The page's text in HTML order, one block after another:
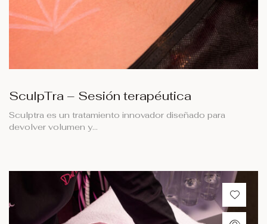
SculpTra – Sesión terapéutica
Sculptra es un tratamiento innovador diseñado para
devolver volumen y…